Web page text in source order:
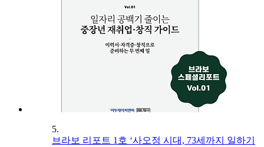
5.
브라보 리포트 1호 ‘사오정 시대, 73세까지 일하기